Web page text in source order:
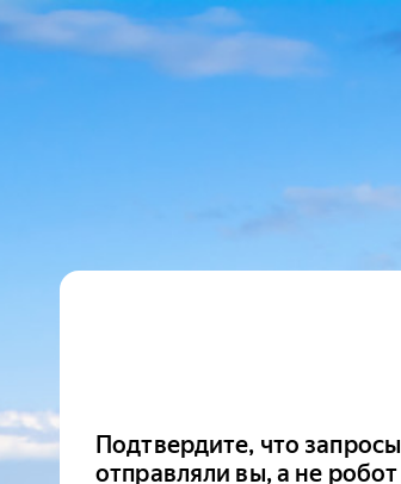
Подтвердите, что запросы
отправляли вы, а не робот